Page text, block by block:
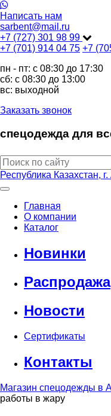
Написать нам
sarbent@mail.ru
+7 (727) 301 98 99
+7 (701) 914 04 75 +7
пн - пт: c 08:30 до 17:30
сб: c 08:30 до 13:00
вс: выходной
Заказать звонок
спецодежда для
Республика Казахстан,
Главная
О компании
Каталог
Новинки
Распродажа
Новости
Сертификаты
Контакты
Магазин спецодежды в
работы в жару